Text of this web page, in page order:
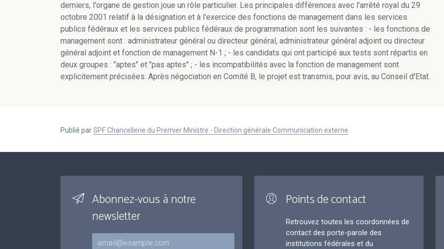
derniers, l'organe de gestion joue un rôle particulier. Les principales différences avec l'arrêté royal du 29
octobre 2001 relatif à la désignation et à l'exercice des fonctions de management dans les services
publics fédéraux et les services publics fédéraux de programmation sont les suivantes : - les fonctions de
management sont : administrateur général ou directeur général, administrateur général adjoint ou directeur
général adjoint et fonction de management N-1 ; - les candidats qui ont participé aux tests sont répartis en
deux groupes : "aptes" et "pas aptes" ; - les incompatibilités avec la fonction de management sont
explicitement précisées. Après négociation en Comité B, le projet est transmis, pour avis, au Conseil d'Etat.
Publié parSPF Chancellerie du Premier Ministre - Direction générale Communication externe
Abonnez-vous à notre
newsletter
Courriel
Points de contact
Retrouvez toutes les coordonnées de
contact des porte-parole des
institutions fédérales et du